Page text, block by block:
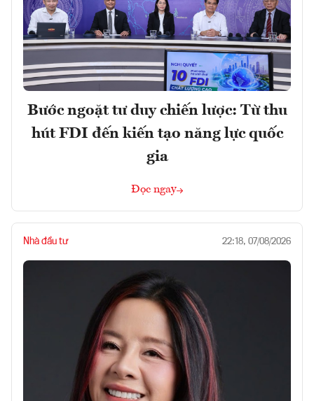
Bước ngoặt tư duy chiến lược: Từ thu
hút FDI đến kiến tạo năng lực quốc
gia
Đọc ngay
Nhà đầu tư 22:18, 07/08/2026